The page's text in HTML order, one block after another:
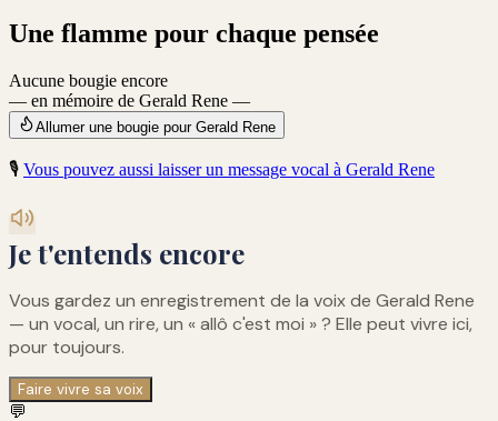
Une flamme pour chaque pensée
Aucune bougie encore
— en mémoire de Gerald Rene —
Allumer une bougie pour Gerald Rene
🎙️ Vous pouvez aussi laisser un message vocal à Gerald Rene
Je t'entends encore
Vous gardez un enregistrement de la voix de Gerald Rene
— un vocal, un rire, un « allô c'est moi » ? Elle peut vivre ici,
pour toujours.
Faire vivre sa voix
💬